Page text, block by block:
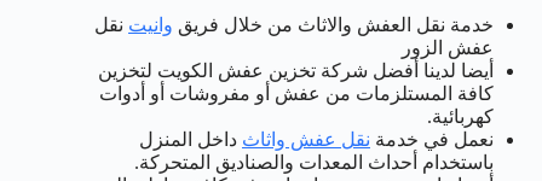
خدمة نقل العفش والاثاث من خلال فريق وانيت نقل
عفش الزور
أيضا لدينا أفضل شركة تخزين عفش الكويت لتخزين
كافة المستلزمات من عفش أو مفروشات أو أدوات
كهربائية.
نعمل في خدمة نقل عفش واثاث داخل المنزل
باستخدام أحداث المعدات والصناديق المتحركة.